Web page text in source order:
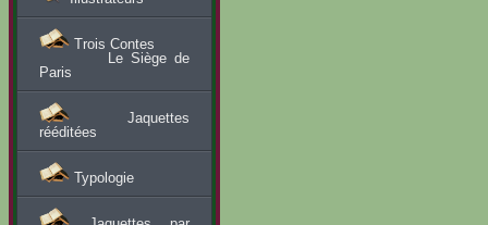
Trois Contes
Le Siège de
Paris
Jaquettes
rééditées
Typologie